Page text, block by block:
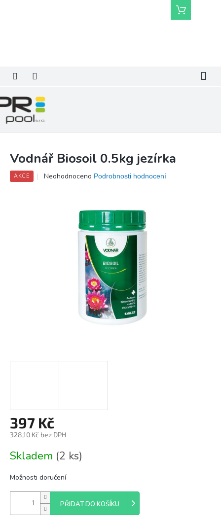
Nákupní
košík
Vodnář Biosoil 0.5kg jezírka
AKCE
Průměrné
Neohodnoceno Podrobnosti hodnocení
397 Kč
328,10 Kč bez DPH
cena:
Skladem (2 ks)
Možnosti doručení
PŘIDAT DO KOŠÍKU